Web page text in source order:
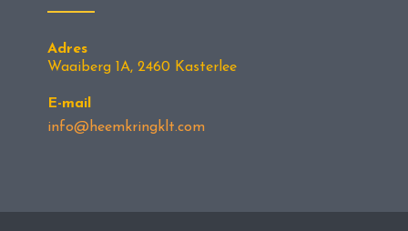
Adres
Waaiberg 1A, 2460 Kasterlee
E-mail
info@heemkringklt.com